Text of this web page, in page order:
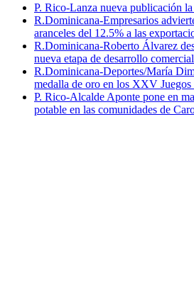
P. Rico-Lanza nueva publicación
R.Dominicana-Empresarios
aranceles del 12.5% a las
R.Dominicana-Roberto Álvarez
nueva etapa de desarrollo
R.Dominicana-Deportes/María
medalla de oro en los XXV Juegos
P. Rico-Alcalde Aponte pone en
potable en las comunidades de